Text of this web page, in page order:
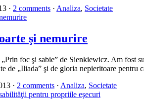
· 2 comments · Analiza, Societate
şi nemurire
foc şi sabie” de Sienkiewicz. Am fost
de „Iliada” şi de gloria nepieritoare
· 2 comments · Analiza, Societate